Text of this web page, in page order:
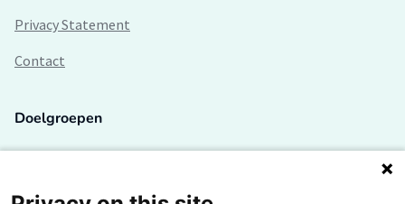
Privacy Statement
Contact
Doelgroepen
Lectoren en onderzoekers